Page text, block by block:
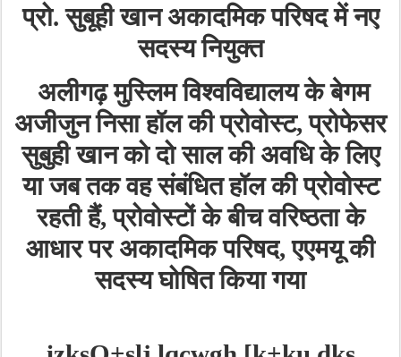
प्रो.सुबूही खान अकादमिक परिषद में नए
सदस्य नियुक्त
अलीगढ़ मुस्लिम विश्वविद्यालय के बेगम
अजीजुन निसा हॉल की प्रोवोस्ट,प्रोफेसर
सुबुही खान को दो साल की अवधि के लिए
या जब तक वह संबंधित हॉल की प्रोवोस्ट
रहती हैं,प्रोवोस्टों के बीच वरिष्ठता के
आधार पर अकादमिक परिषद,एएमयू की
सदस्य घोषित किया गया